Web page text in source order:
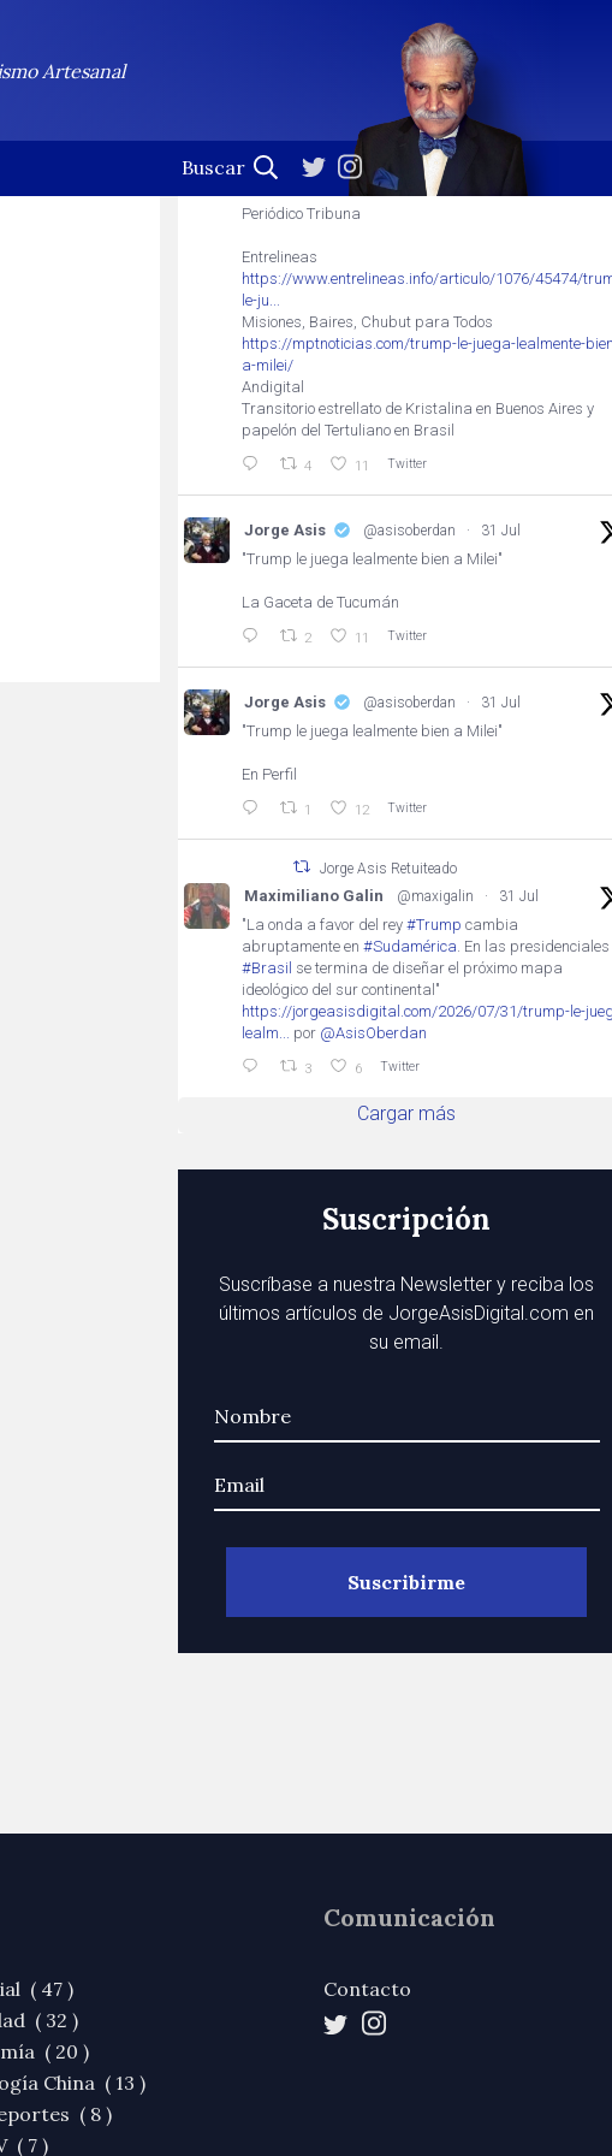
Artesanal
Seguir
Profesional de la palabra. (En esta cuenta no se leen
Jorge Asis @asisoberdan 31 Jul
Trump le juega lealmente bien a Milei
Periódico Tribuna
Entrelineas
https://www.entrelineas.info/articulo/1076/45474/
le-ju...
Misiones, Baires, Chubut para Todos
https://mptnoticias.com/trump-le-juega-lealmente-
a-milei/
Andigital
Transitorio estrellato de Kristalina en Buenos Aires y
papelón del Tertuliano en Brasil
4 11 Twitter
Jorge Asis @asisoberdan · 31 Jul
"Trump le juega lealmente bien a Milei"
La Gaceta de Tucumán
2 11 Twitter
Jorge Asis @asisoberdan · 31 Jul
"Trump le juega lealmente bien a Milei"
En Perfil
1 12 Twitter
Jorge Asis Retuiteado
Maximiliano Galin @maxigalin · 31 Jul
"La onda a favor del rey #Trump cambia
abruptamente en #Sudamérica . En las
#Brasil se termina de diseñar el próximo mapa
ideológico del sur continental"
https://jorgeasisdigital.com/2026/07/31/trump-le-
lealm...
por @AsisOberdan
3 6 Twitter
Cargar más
Suscripción
Suscríbase a nuestra Newsletter y reciba los
últimos artículos de JorgeAsisDigital.com en
su email.
( 47 )
( 32 )
( 20 )
China ( 13 )
( 8 )
( 7 )
Comunicación
Contacto